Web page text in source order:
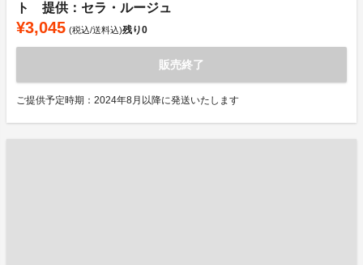
ト 提供：セラ・ルージュ
¥3,045 (税込/送料込)残り0
販売終了
ご提供予定時期：2024年8月以降に発送いたします